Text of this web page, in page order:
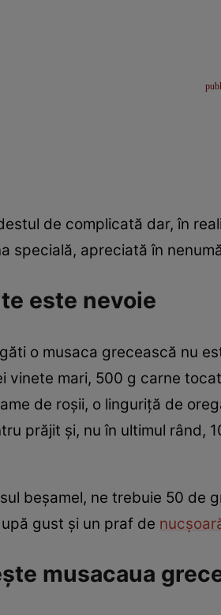
de complicată dar, în
specială, apreciată în
este nevoie
o musaca grecească nu
vinete mari, 500 g carne
de roșii, o linguriță de
prăjit și, nu în ultimul rând,
beșamel, ne trebuie 50 de
gust și un praf de
musacaua